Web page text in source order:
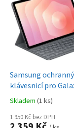
Samsung
klávesnicí pro
S11
Skladem (1 ks)
1 950 Kč bez DPH